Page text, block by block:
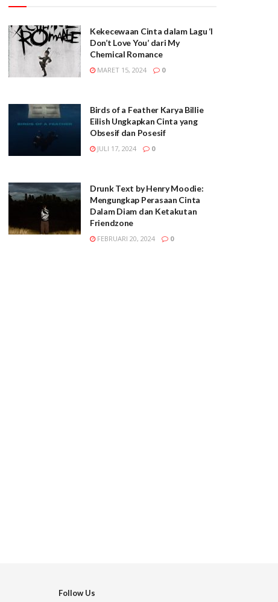
Kekecewaan Cinta dalam Lagu ‘I
Don’t Love You’ dari My
Chemical Romance
MARET 15, 2024 0
Birds of a Feather Karya Billie
Eilish Ungkapkan Cinta yang
Obsesif dan Posesif
JULI 17, 2024 0
Drunk Text by Henry Moodie:
Mengungkap Perasaan Cinta
Dalam Diam dan Ketakutan
Friendzone
FEBRUARI 20, 2024 0
Follow Us